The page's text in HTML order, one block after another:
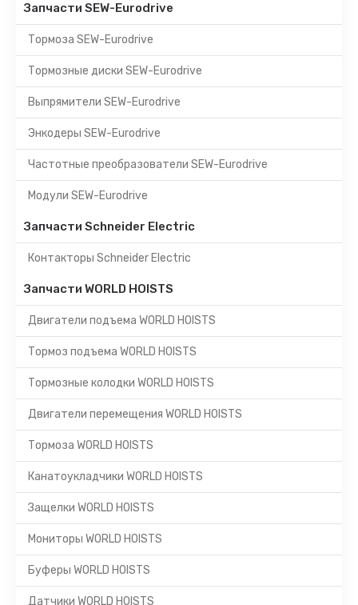
Запчасти SEW-Eurodrive
Тормоза SEW-Eurodrive
Тормозные диски SEW-Eurodrive
Выпрямители SEW-Eurodrive
Энкодеры SEW-Eurodrive
Частотные преобразователи SEW-Eurodrive
Модули SEW-Eurodrive
Запчасти Schneider Electric
Контакторы Schneider Electric
Запчасти WORLD HOISTS
Двигатели подъема WORLD HOISTS
Тормоз подъема WORLD HOISTS
Тормозные колодки WORLD HOISTS
Двигатели перемещения WORLD HOISTS
Тормоза WORLD HOISTS
Канатоукладчики WORLD HOISTS
Защелки WORLD HOISTS
Мониторы WORLD HOISTS
Буферы WORLD HOISTS
Датчики WORLD HOISTS